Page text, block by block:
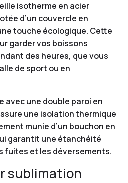
isotherme en acier
d’un couvercle en
touche écologique. Cette
garder vos boissons
des heures, que vous
de sport ou en
avec une double paroi en
une isolation thermique
munie d’un bouchon en
garantit une étanchéité
fuites et les déversements.
sublimation